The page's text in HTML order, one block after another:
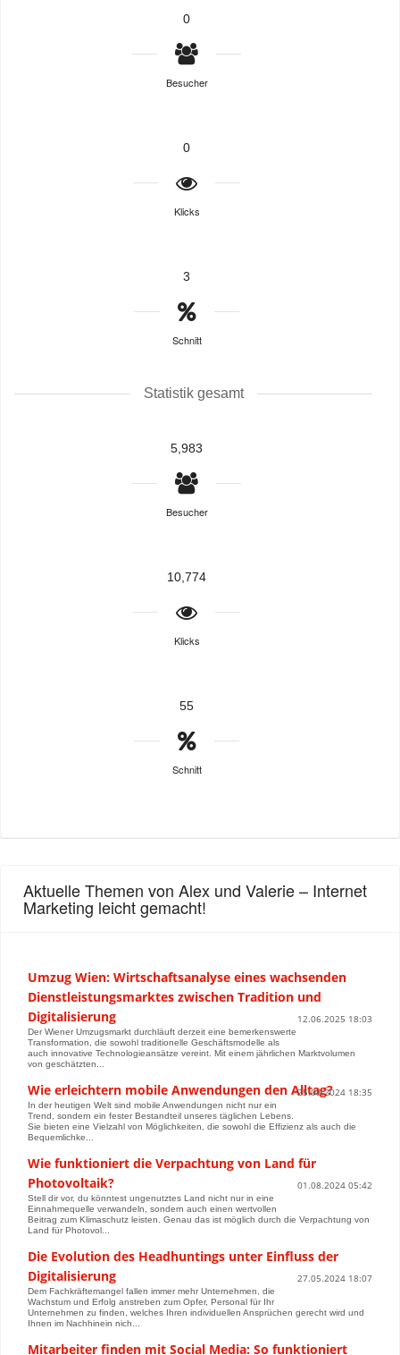
0
Besucher
0
Klicks
3
Schnitt
Statistik gesamt
5,983
Besucher
10,774
Klicks
55
Schnitt
Aktuelle Themen von Alex und Valerie – Internet
Marketing leicht gemacht!
Umzug Wien: Wirtschaftsanalyse eines wachsenden
Dienstleistungsmarktes zwischen Tradition und
Digitalisierung
12.06.2025 18:03
Der Wiener Umzugsmarkt durchläuft derzeit eine bemerkenswerte
Transformation, die sowohl traditionelle Geschäftsmodelle als
auch innovative Technologieansätze vereint. Mit einem jährlichen Marktvolumen
von geschätzten...
Wie erleichtern mobile Anwendungen den Alltag?25.08.2024 18:35
In der heutigen Welt sind mobile Anwendungen nicht nur ein
Trend, sondern ein fester Bestandteil unseres täglichen Lebens.
Sie bieten eine Vielzahl von Möglichkeiten, die sowohl die Effizienz als auch die
Bequemlichke...
Wie funktioniert die Verpachtung von Land für
Photovoltaik?
01.08.2024 05:42
Stell dir vor, du könntest ungenutztes Land nicht nur in eine
Einnahmequelle verwandeln, sondern auch einen wertvollen
Beitrag zum Klimaschutz leisten. Genau das ist möglich durch die Verpachtung von
Land für Photovol...
Die Evolution des Headhuntings unter Einfluss der
Digitalisierung
27.05.2024 18:07
Dem Fachkräftemangel fallen immer mehr Unternehmen, die
Wachstum und Erfolg anstreben zum Opfer, Personal für Ihr
Unternehmen zu finden, welches Ihren individuellen Ansprüchen gerecht wird und
Ihnen im Nachhinein nich...
Mitarbeiter finden mit Social Media: So funktioniert